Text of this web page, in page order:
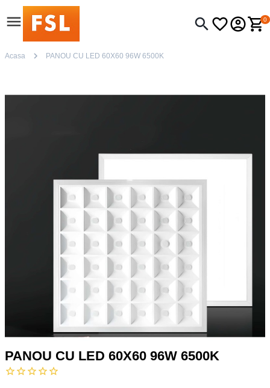
0
Acasa PANOU CU LED 60X60 96W 6500K
PANOU CU LED 60X60 96W 6500K